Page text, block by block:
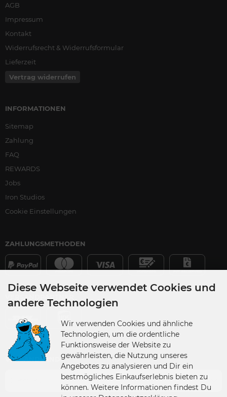
AGB
Impressum
Kontakt
Widerrufsrecht & Widerrufsformular
Lieferzeit
Vertrag widerrufen
INFORMATIONEN
Sitemap
Zahlung
FAQ
REWARDS
Jobs
Iron Studios
Cookie Einstellungen
ZAHLUNGSMETHODEN
VERSANDLAND
Diese Webseite verwendet Cookies und
andere Technologien
Wir verwenden Cookies und ähnliche
Technologien, um die ordentliche
Funktionsweise der Website zu
gewährleisten, die Nutzung unseres
Angebotes zu analysieren und Dir ein
bestmögliches Einkaufserlebnis bieten zu
können. Weitere Informationen findest Du